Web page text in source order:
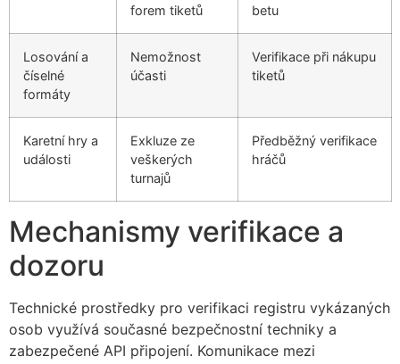
forem tiketů
betu
Losování a
číselné
formáty
Nemožnost
účasti
Verifikace při nákupu
tiketů
Karetní hry a
události
Exkluze ze
veškerých
turnajů
Předběžný verifikace
hráčů
Mechanismy verifikace a
dozoru
Technické prostředky pro verifikaci registru vykázaných
osob využívá současné bezpečnostní techniky a
zabezpečené API připojení. Komunikace mezi